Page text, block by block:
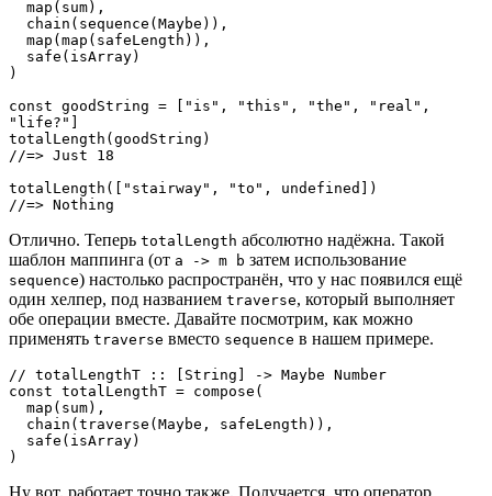
)
const goodString = ["is", "this", "the", "real",
"life?"]
totalLength(goodString)
//=> Just 18
totalLength(["stairway", "to", undefined])
//=> Nothing
Отлично. Теперь totalLength абсолютно надёжна. Такой
шаблон маппинга (от a -> m b затем использование
sequence) настолько распространён, что у нас появился ещё
один хелпер, под названием traverse, который выполняет
обе операции вместе. Давайте посмотрим, как можно
применять traverse вместо sequence в нашем примере.
// totalLengthT :: [String] -> Maybe Number
const totalLengthT = compose(
)
Ну вот, работает точно также. Получается, что оператор